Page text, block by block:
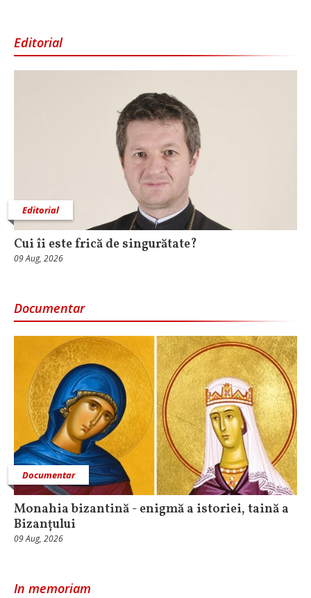
Editorial
Editorial
Cui îi este frică de singurătate?
09 Aug, 2026
Documentar
Documentar
Monahia bizantină - enigmă a istoriei, taină a
Bizanțului
09 Aug, 2026
In memoriam